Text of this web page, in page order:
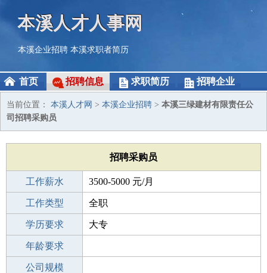
本溪人才人事网
本溪企业招聘 本溪求职者简历
首页 招聘信息 求职简历 招聘企业
当前位置： 本溪人才网 > 本溪企业招聘 > 本溪三绿建材有限责任公
司招聘采购员
招聘采购员
工作薪水 3500-5000 元/月
招聘人数 2人
工作类型 全职
性别要求 -
学历要求 大专
工作经验
年龄要求
工作地点
公司规模